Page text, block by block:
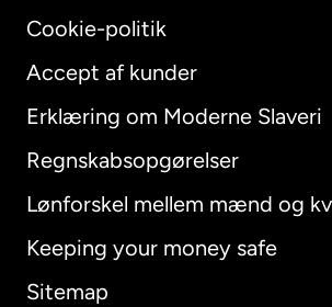
Cookie-politik
Accept af kunder
Erklæring om Moderne Slaveri
Regnskabsopgørelser
Lønforskel mellem mænd og
Keeping your money safe
Sitemap
International English
Australien